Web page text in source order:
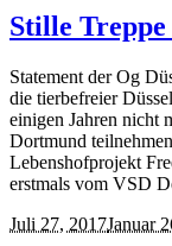
Stille
Statement der Og
die tierbefreier
einigen Jahren nicht
Dortmund
Lebenshofprojekt
erstmals vom VSD
Juli 27, 2017Januar